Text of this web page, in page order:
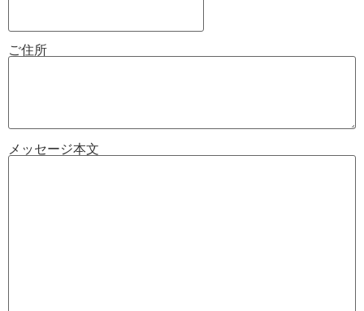
ご住所
メッセージ本文